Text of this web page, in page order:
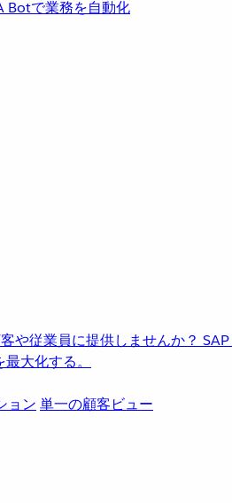
Botで業務を自動化
や従業員に提供しませんか？ SAP
大化する。
ョン 単一の顧客ビュー